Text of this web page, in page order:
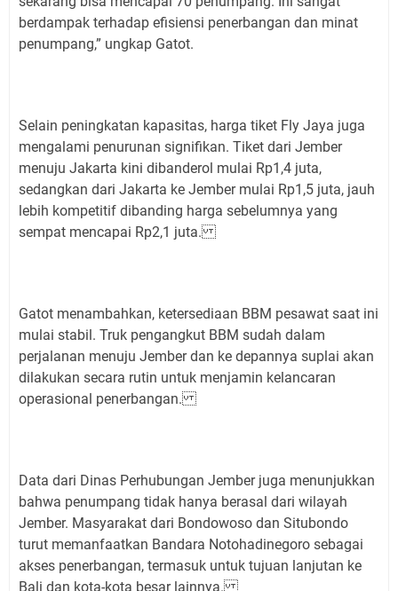
berdampak terhadap efisiensi penerbangan dan minat
penumpang,” ungkap Gatot.
Selain peningkatan kapasitas, harga tiket Fly Jaya juga
mengalami penurunan signifikan. Tiket dari Jember
menuju Jakarta kini dibanderol mulai Rp1,4 juta,
sedangkan dari Jakarta ke Jember mulai Rp1,5 juta, jauh
lebih kompetitif dibanding harga sebelumnya yang
sempat mencapai Rp2,1 juta.
Gatot menambahkan, ketersediaan BBM pesawat saat ini
mulai stabil. Truk pengangkut BBM sudah dalam
perjalanan menuju Jember dan ke depannya suplai akan
dilakukan secara rutin untuk menjamin kelancaran
operasional penerbangan.
Data dari Dinas Perhubungan Jember juga menunjukkan
bahwa penumpang tidak hanya berasal dari wilayah
Jember. Masyarakat dari Bondowoso dan Situbondo
turut memanfaatkan Bandara Notohadinegoro sebagai
akses penerbangan, termasuk untuk tujuan lanjutan ke
Bali dan kota-kota besar lainnya.